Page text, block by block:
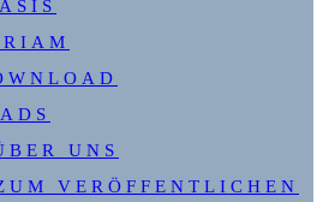
UNS
VERÖFFENTLICHEN